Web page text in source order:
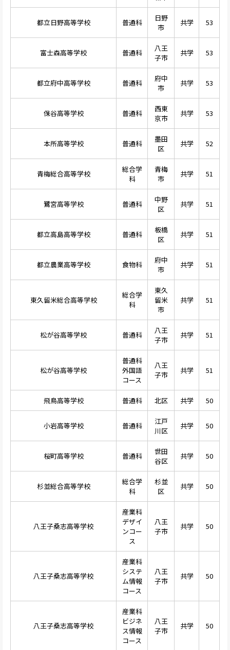
都立日野高等学校 普通科
日野
市
共学 53
富士森高等学校 普通科
八王
子市
共学 53
都立府中高等学校 普通科
府中
市
共学 53
保谷高等学校 普通科
西東
京市
共学 53
本所高等学校 普通科
墨田
区
共学 52
青梅総合高等学校
総合学
科
青梅
市
共学 51
鷺宮高等学校 普通科
中野
区
共学 51
都立高島高等学校 普通科
板橋
区
共学 51
都立農業高等学校 食物科
府中
市
共学 51
東久留米総合高等学校
総合学
科
東久
留米
市
共学 51
松が谷高等学校 普通科
八王
子市
共学 51
松が谷高等学校
普通科
外国語
コース
八王
子市
共学 51
飛鳥高等学校 普通科 北区 共学 50
小岩高等学校 普通科
江戸
川区
共学 50
桜町高等学校 普通科
世田
谷区
共学 50
杉並総合高等学校
総合学
科
杉並
区
共学 50
八王子桑志高等学校
産業科
デザイ
ンコー
ス
八王
子市
共学 50
八王子桑志高等学校
産業科
システ
ム情報
コース
八王
子市
共学 50
八王子桑志高等学校
産業科
ビジネ
ス情報
コース
八王
子市
共学 50